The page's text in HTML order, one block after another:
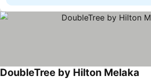
DoubleTree by Hilton Melaka